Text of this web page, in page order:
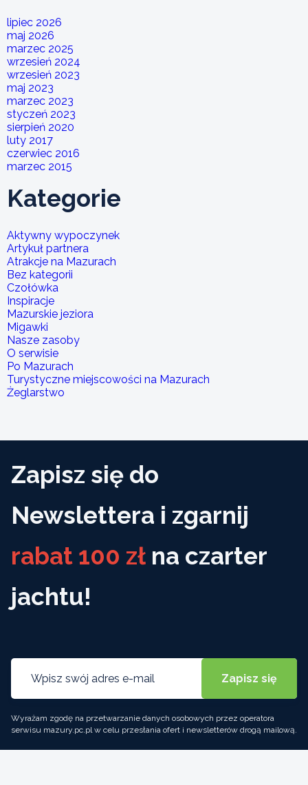
lipiec 2026
maj 2026
marzec 2025
wrzesień 2024
wrzesień 2023
maj 2023
marzec 2023
styczeń 2023
sierpień 2020
luty 2017
czerwiec 2016
marzec 2015
Kategorie
Aktywny wypoczynek
Artykuł partnera
Atrakcje na Mazurach
Bez kategorii
Czołówka
Inspiracje
Mazurskie jeziora
Migawki
Nasze zasoby
O serwisie
Po Mazurach
Turystyczne miejscowości na Mazurach
Żeglarstwo
Zapisz się do
Newslettera i zgarnij
rabat 100 zł na czarter
jachtu!
Wyrażam zgodę na przetwarzanie danych osobowych przez operatora
serwisu mazury.pc.pl w celu przesłania ofert i newsletterów drogą mailową.